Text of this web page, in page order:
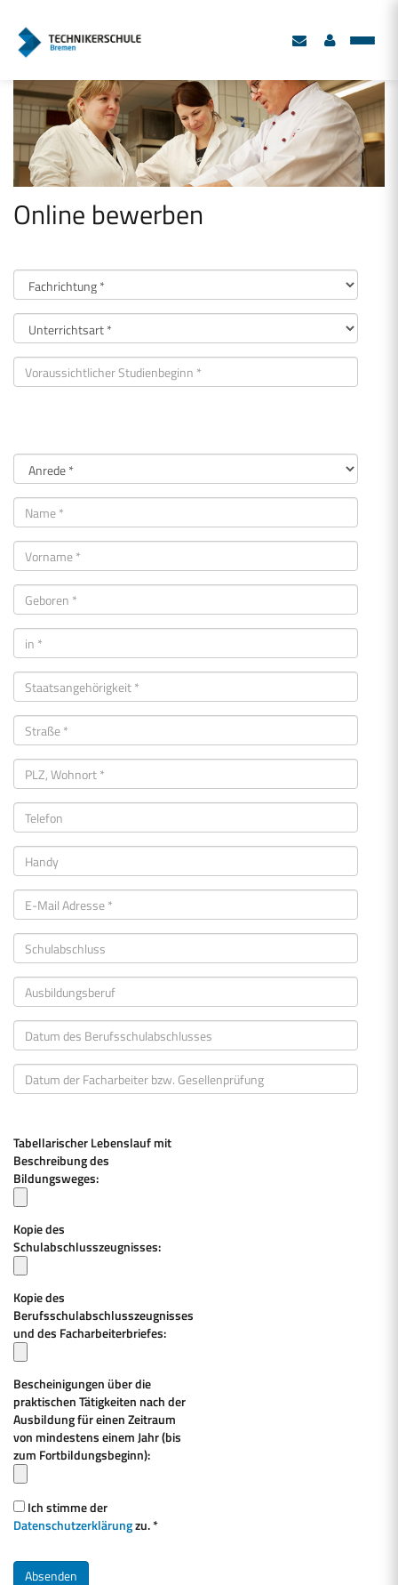
Online bewerben
Tabellarischer Lebenslauf mit
Beschreibung des
Bildungsweges:
Kopie des
Schulabschlusszeugnisses:
Kopie des
Berufsschulabschlusszeugnisses
und des Facharbeiterbriefes:
Bescheinigungen über die
praktischen Tätigkeiten nach der
Ausbildung für einen Zeitraum
von mindestens einem Jahr (bis
zum Fortbildungsbeginn):
Ich stimme der
Datenschutzerklärungzu. *